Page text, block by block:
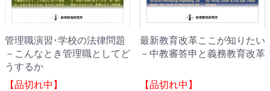
管理職演習･学校の法律問題
－こんなとき管理職としてど
うするか
【品切れ中】
最新教育改革ここが知りたい
－中教審答申と義務教育改革
【品切れ中】